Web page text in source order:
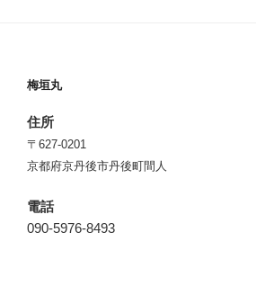
梅垣丸
住所
〒627-0201
京都府京丹後市丹後町間人
電話
090-5976-8493